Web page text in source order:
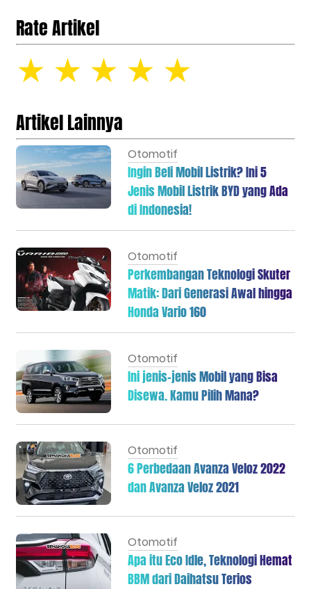
Rate Artikel
☆
☆
☆
☆
☆
Artikel Lainnya
Otomotif
Ingin Beli Mobil Listrik? Ini 5
Jenis Mobil Listrik BYD yang Ada
di Indonesia!
Otomotif
Perkembangan Teknologi Skuter
Matik: Dari Generasi Awal hingga
Honda Vario 160
Otomotif
Ini jenis-jenis Mobil yang Bisa
Disewa. Kamu Pilih Mana?
Otomotif
6 Perbedaan Avanza Veloz 2022
dan Avanza Veloz 2021
Otomotif
Apa itu Eco Idle, Teknologi Hemat
BBM dari Daihatsu Terios